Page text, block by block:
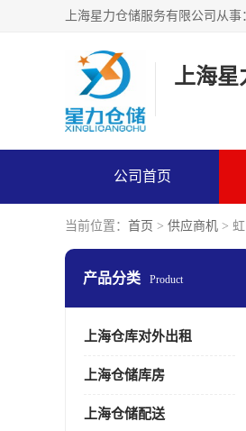
上海星
公司首页
当前位置： 首页 > 供应商机 >
产品分类 Product
上海仓库对外出租
上海仓储库房
上海仓储配送